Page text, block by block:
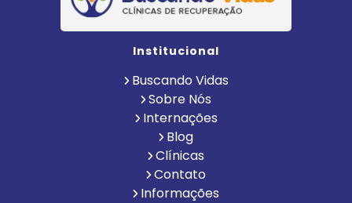
Institucional
Buscando Vidas
Sobre Nós
Internações
Blog
Clínicas
Contato
Informações